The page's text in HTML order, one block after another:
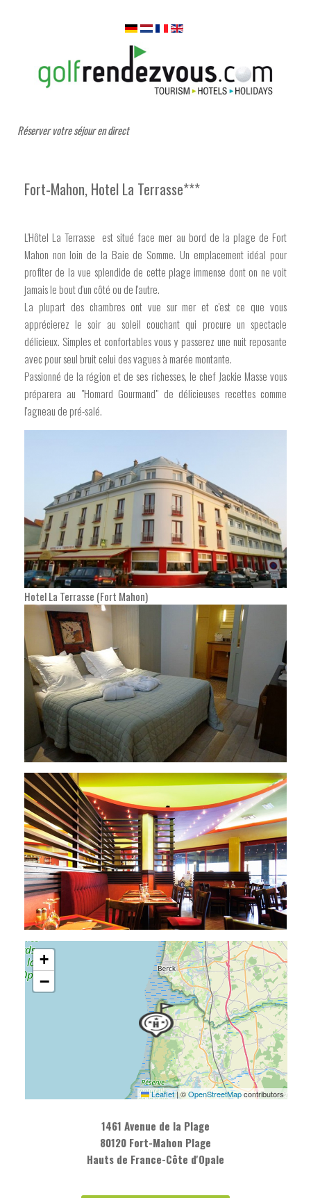
Réserver votre séjour en direct
Fort-Mahon, Hotel La Terrasse***
L'Hôtel La Terrasse est situé face mer au bord de la plage de Fort
Mahon non loin de la Baie de Somme. Un emplacement idéal pour
profiter de la vue splendide de cette plage immense dont on ne voit
jamais le bout d'un côté ou de l'autre.
La plupart des chambres ont vue sur mer et c'est ce que vous
apprécierez le soir au soleil couchant qui procure un spectacle
délicieux. Simples et confortables vous y passerez une nuit reposante
avec pour seul bruit celui des vagues à marée montante.
Passionné de la région et de ses richesses, le chef Jackie Masse vous
préparera au "Homard Gourmand" de délicieuses recettes comme
l'agneau de pré-salé.
Hotel La Terrasse (Fort Mahon)
+
−
Leaflet|©OpenStreetMapcontributors
1461 Avenue de la Plage
80120 Fort-Mahon Plage
Hauts de France-Côte d'Opale